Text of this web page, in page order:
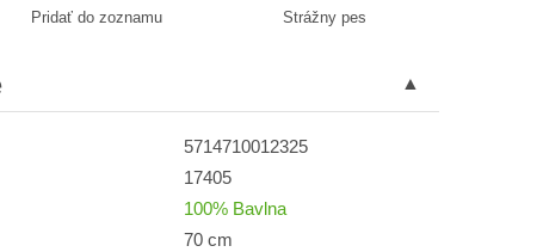
Pridať do zoznamu Strážny pes
5714710012325
17405
100% Bavlna
70 cm